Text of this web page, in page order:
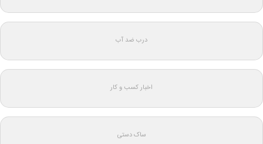
درب ضد آب
اخبار کسب و کار
ساک دستی